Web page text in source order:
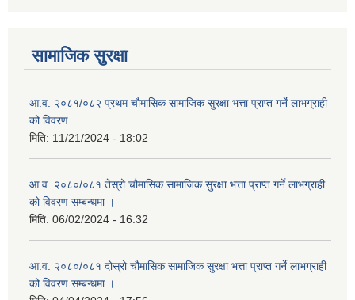
सामाजिक सुरक्षा
आ.व. २०८१/०८२ प्रथम चौमासिक सामाजिक सुरक्षा भत्ता प्राप्त गर्ने लाभग्राही
को विवरण
मिति: 11/21/2024 - 18:02
आ.व. २०८०/०८१ तेस्रो चौमासिक सामाजिक सुरक्षा भत्ता प्राप्त गर्ने लाभग्राही
को विवरण सम्बन्धमा ।
मिति: 06/02/2024 - 16:32
आ.व. २०८०/०८१ दोस्रो चौमासिक सामाजिक सुरक्षा भत्ता प्राप्त गर्ने लाभग्राही
को विवरण सम्बन्धमा ।